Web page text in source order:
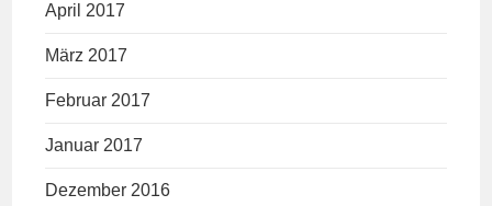
April 2017
März 2017
Februar 2017
Januar 2017
Dezember 2016